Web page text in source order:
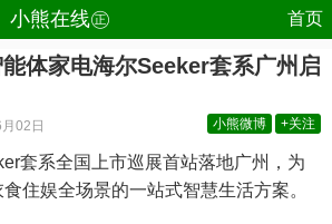
小熊在线㊣ 首页
体家电海尔Seeker套系广州启
02日 小熊微博 +关注
套系全国上市巡展首站落地广州，为
住娱全场景的一站式智慧生活方案。